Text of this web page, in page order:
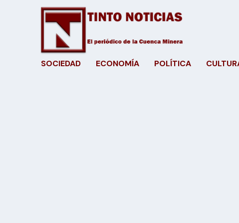
SOCIEDAD ECONOMÍA POLÍTICA